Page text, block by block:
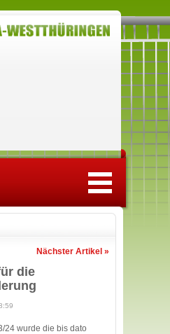
Nächster Artikel »
die
24 wurde die bis dato